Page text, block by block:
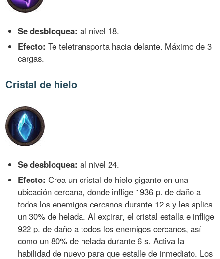
Se desbloquea: al nivel 18.
Efecto: Te teletransporta hacia delante. Máximo de 3
cargas.
Cristal de hielo
Se desbloquea: al nivel 24.
Efecto: Crea un cristal de hielo gigante en una
ubicación cercana, donde inflige 1936 p. de daño a
todos los enemigos cercanos durante 12 s y les aplica
un 30% de helada. Al expirar, el cristal estalla e inflige
922 p. de daño a todos los enemigos cercanos, así
como un 80% de helada durante 6 s. Activa la
habilidad de nuevo para que estalle de inmediato. Los